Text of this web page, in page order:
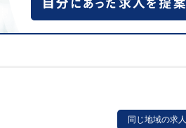
同じ地域の求人